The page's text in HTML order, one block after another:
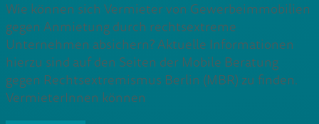
Wie können sich Vermieter von Gewerbeimmobilien
gegen Anmietung durch rechtsextreme
Unternehmen absichern? Aktuelle Informationen
hierzu sind auf den Seiten der Mobile Beratung
gegen Rechtsextremismus Berlin (MBR) zu finden.
VermieterInnen können